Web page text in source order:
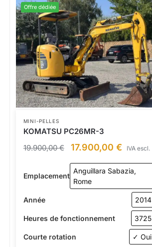
Offre dédiée
MINI-PELLES
KOMATSU PC26MR-3
19.900,00€ 17.900,00 € IVA escl.
Emplacement
Anguillara Sabazia,
Rome
Année 2014
Heures de fonctionnement 3725
Courte rotation ✓ Oui